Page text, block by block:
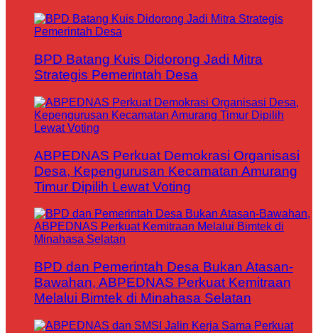
BPD Batang Kuis Didorong Jadi Mitra
Strategis Pemerintah Desa
ABPEDNAS Perkuat Demokrasi Organisasi
Desa, Kepengurusan Kecamatan Amurang
Timur Dipilih Lewat Voting
BPD dan Pemerintah Desa Bukan Atasan-
Bawahan, ABPEDNAS Perkuat Kemitraan
Melalui Bimtek di Minahasa Selatan